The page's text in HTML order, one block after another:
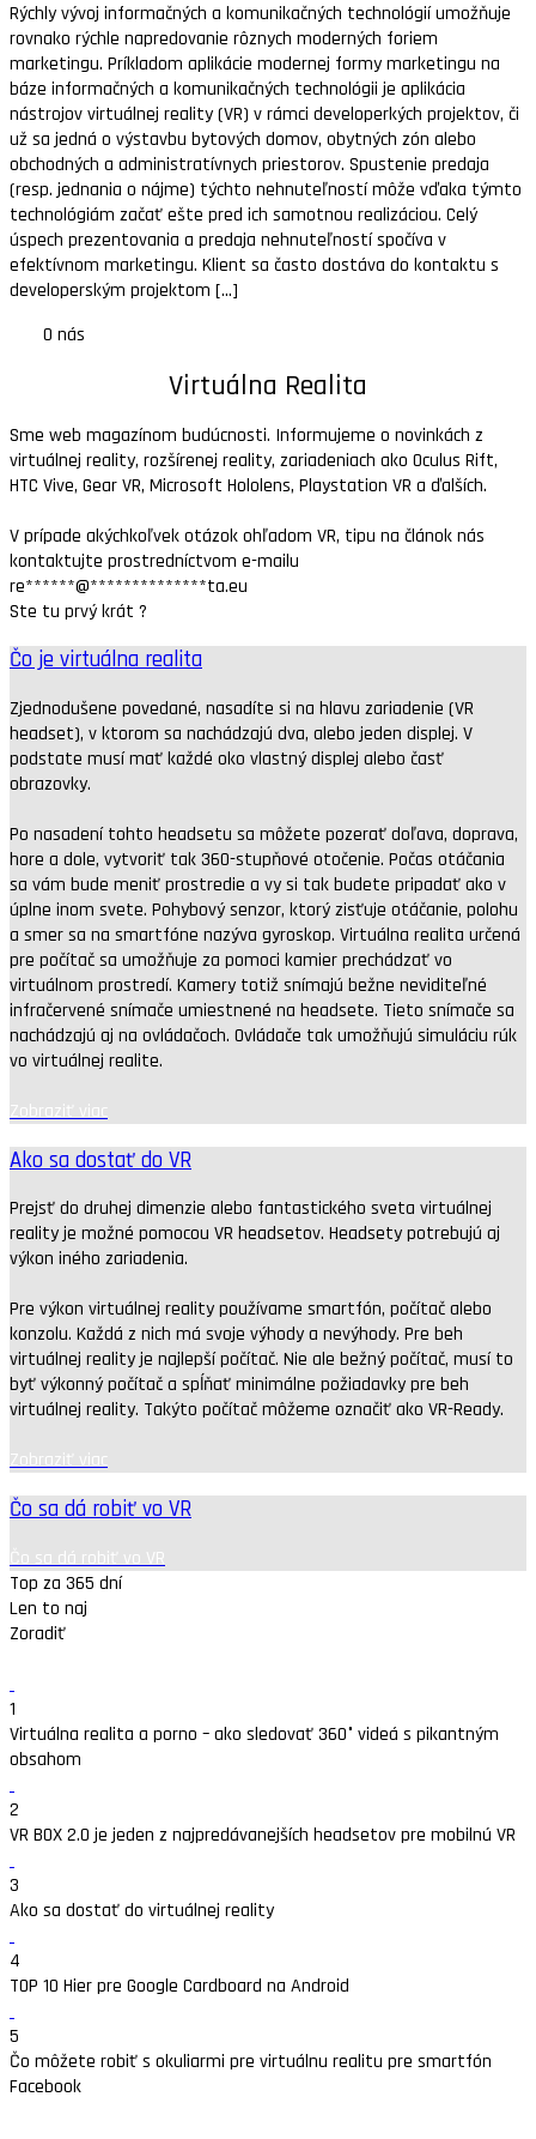
Rýchly vývoj informačných a komunikačných technológií umožňuje
rovnako rýchle napredovanie rôznych moderných foriem
marketingu. Príkladom aplikácie modernej formy marketingu na
báze informačných a komunikačných technológii je aplikácia
nástrojov virtuálnej reality (VR) v rámci developerkých projektov, či
už sa jedná o výstavbu bytových domov, obytných zón alebo
obchodných a administratívnych priestorov. Spustenie predaja
(resp. jednania o nájme) týchto nehnuteľností môže vďaka týmto
technológiám začať ešte pred ich samotnou realizáciou. Celý
úspech prezentovania a predaja nehnuteľností spočíva v
efektívnom marketingu. Klient sa často dostáva do kontaktu s
developerským projektom [...]
O nás
Virtuálna Realita
Sme web magazínom budúcnosti. Informujeme o novinkách z
virtuálnej reality, rozšírenej reality, zariadeniach ako Oculus Rift,
HTC Vive, Gear VR, Microsoft Hololens, Playstation VR a ďalších.
V prípade akýchkoľvek otázok ohľadom VR, tipu na článok nás
kontaktujte prostredníctvom e-mailu
re******@**************ta.eu
Ste tu prvý krát ?
Čo je virtuálna realita
Zjednodušene povedané, nasadíte si na hlavu zariadenie (VR
headset), v ktorom sa nachádzajú dva, alebo jeden displej. V
podstate musí mať každé oko vlastný displej alebo časť
obrazovky.
Po nasadení tohto headsetu sa môžete pozerať doľava, doprava,
hore a dole, vytvoriť tak 360-stupňové otočenie. Počas otáčania
sa vám bude meniť prostredie a vy si tak budete pripadať ako v
úplne inom svete. Pohybový senzor, ktorý zisťuje otáčanie, polohu
a smer sa na smartfóne nazýva gyroskop. Virtuálna realita určená
pre počítač sa umožňuje za pomoci kamier prechádzať vo
virtuálnom prostredí. Kamery totiž snímajú bežne neviditeľné
infračervené snímače umiestnené na headsete. Tieto snímače sa
nachádzajú aj na ovládačoch. Ovládače tak umožňujú simuláciu rúk
vo virtuálnej realite.
Zobraziť viac
Ako sa dostať do VR
Prejsť do druhej dimenzie alebo fantastického sveta virtuálnej
reality je možné pomocou VR headsetov. Headsety potrebujú aj
výkon iného zariadenia.
Pre výkon virtuálnej reality používame smartfón, počítač alebo
konzolu. Každá z nich má svoje výhody a nevýhody. Pre beh
virtuálnej reality je najlepší počítač. Nie ale bežný počítač, musí to
byť výkonný počítač a spĺňať minimálne požiadavky pre beh
virtuálnej reality. Takýto počítač môžeme označiť ako VR-Ready.
Zobraziť viac
Čo sa dá robiť vo VR
Čo sa dá robiť vo VR
Top za 365 dní
Len to naj
Zoradiť
1
Virtuálna realita a porno – ako sledovať 360° videá s pikantným
obsahom
2
VR BOX 2.0 je jeden z najpredávanejších headsetov pre mobilnú VR
3
Ako sa dostať do virtuálnej reality
4
TOP 10 Hier pre Google Cardboard na Android
5
Čo môžete robiť s okuliarmi pre virtuálnu realitu pre smartfón
Facebook